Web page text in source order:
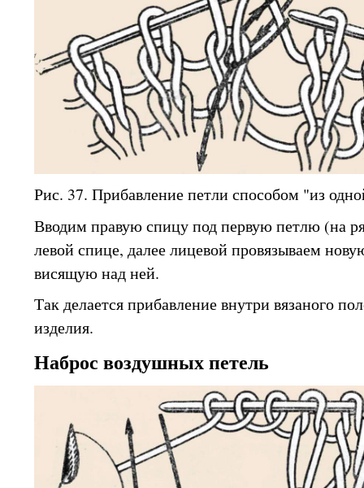
Рис. 37. Прибавление петли способом "из
Вводим правую спицу под первую петлю (на
левой спице, далее лицевой провязываем
висящую над ней.
Так делается прибавление внутри вязаного
изделия.
Наброс воздушных петель